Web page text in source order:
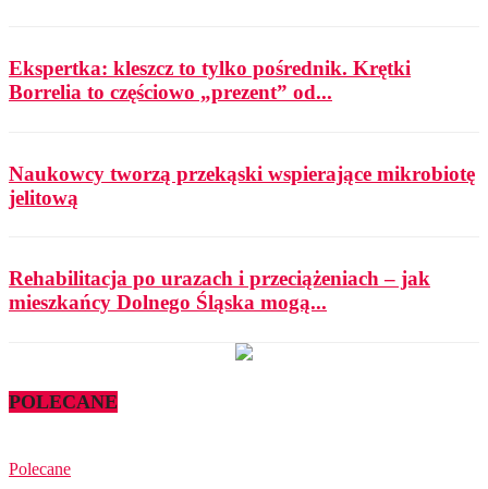
Ekspertka: kleszcz to tylko pośrednik. Krętki
Borrelia to częściowo „prezent” od...
Naukowcy tworzą przekąski wspierające mikrobiotę
jelitową
Rehabilitacja po urazach i przeciążeniach – jak
mieszkańcy Dolnego Śląska mogą...
POLECANE
Polecane